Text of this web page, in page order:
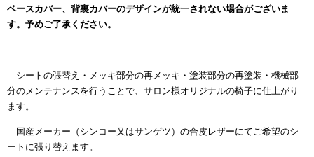
ベースカバー、背裏カバーのデザインが統一されない場合がございま
す。予めご了承ください。
シートの張替え・メッキ部分の再メッキ・塗装部分の再塗装・機械部
分のメンテナンスを行うことで、サロン様オリジナルの椅子に仕上がり
ます。
国産メーカー（シンコー又はサンゲツ）の合皮レザーにてご希望のシ
ートに張り替えます。